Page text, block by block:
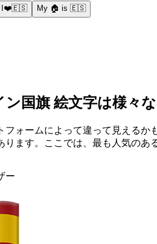
I❤️🇪🇸 My 🏠 is 🇪🇸
国旗 絵文字は様々
フォームによって違って見えるか
ります。ここでは、最も人気の
ー